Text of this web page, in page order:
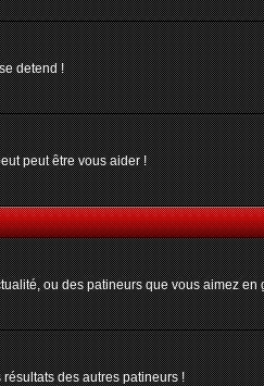
detend !
peut être vous aider !
ou des patineurs que vous aimez
des autres patineurs !